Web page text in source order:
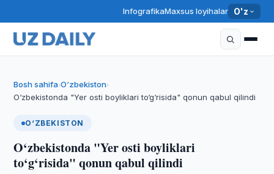
InfografikaMaxsus loyihalar O'z
Bosh sahifa›O‘zbekiston›
O‘zbekistonda "Yer osti boyliklari to‘g‘risida" qonun qabul qilindi
O‘ZBEKISTON
O‘zbekistonda "Yer osti boyliklari
to‘g‘risida" qonun qabul qilindi